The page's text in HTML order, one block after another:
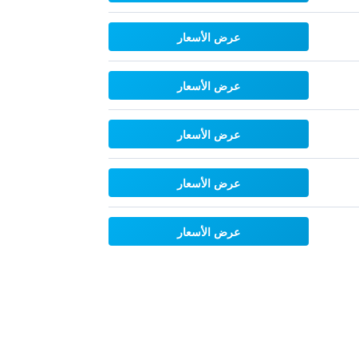
عرض الأسعار
عرض الأسعار
عرض الأسعار
عرض الأسعار
عرض الأسعار